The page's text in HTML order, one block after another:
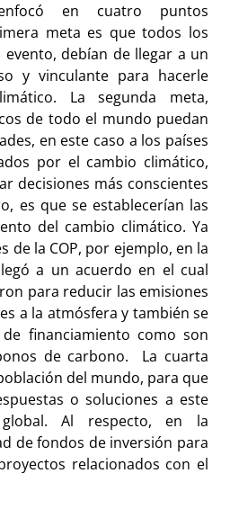
en cuatro puntos
meta es que todos los
debían de llegar a un
y vinculante para hacerle
La segunda meta,
de todo el mundo puedan
en este caso a los países
por el cambio climático,
decisiones más conscientes
es que se establecerían las
del cambio climático. Ya
de la COP, por ejemplo, en la
a un acuerdo en el cual
para reducir las emisiones
a la atmósfera y también se
financiamiento como son
de carbono. La cuarta
del mundo, para que
o soluciones a este
Al respecto, en la
de fondos de inversión para
relacionados con el